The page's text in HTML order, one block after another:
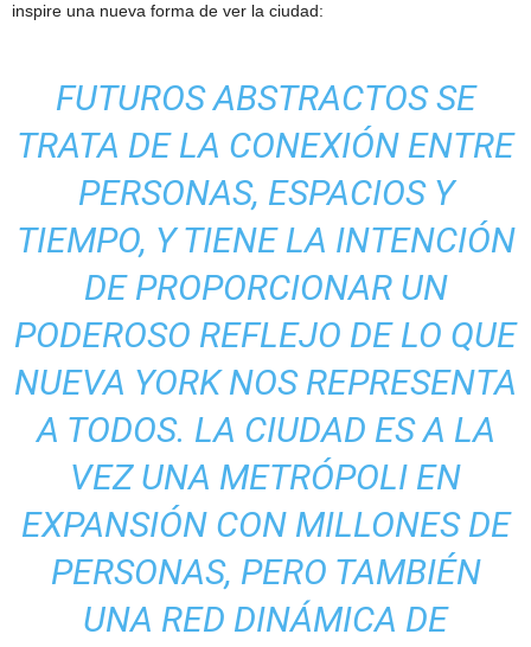
inspire una nueva forma de ver la ciudad:
FUTUROS ABSTRACTOSSE
TRATA DE LA CONEXIÓN ENTRE
PERSONAS, ESPACIOS Y
TIEMPO, Y TIENE LA INTENCIÓN
DE PROPORCIONAR UN
PODEROSO REFLEJO DE LO QUE
NUEVA YORK NOS REPRESENTA
A TODOS. LA CIUDAD ES A LA
VEZ UNA METRÓPOLI EN
EXPANSIÓN CON MILLONES DE
PERSONAS, PERO TAMBIÉN
UNA RED DINÁMICA DE